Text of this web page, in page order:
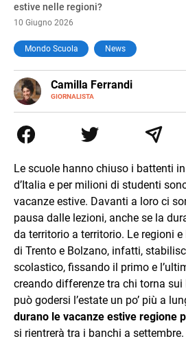
estive nelle regioni?
10 Giugno 2026
Mondo Scuola News
Camilla Ferrandi
GIORNALISTA
E-
MAIL
LINKEDIN
di trasformare la passione per
da lì non mi sono più fermata.
mente.
Le scuole hanno chiuso i battenti
d’Italia e per milioni di studenti
vacanze estive. Davanti a loro ci
pausa dalle lezioni, anche se la
da territorio a territorio. Le regioni
di Trento e Bolzano, infatti,
scolastico, fissando il primo e
creando differenze tra chi torna
può godersi l’estate un po’ più a
durano le vacanze estive regione
si rientrerà tra i banchi a settembre.